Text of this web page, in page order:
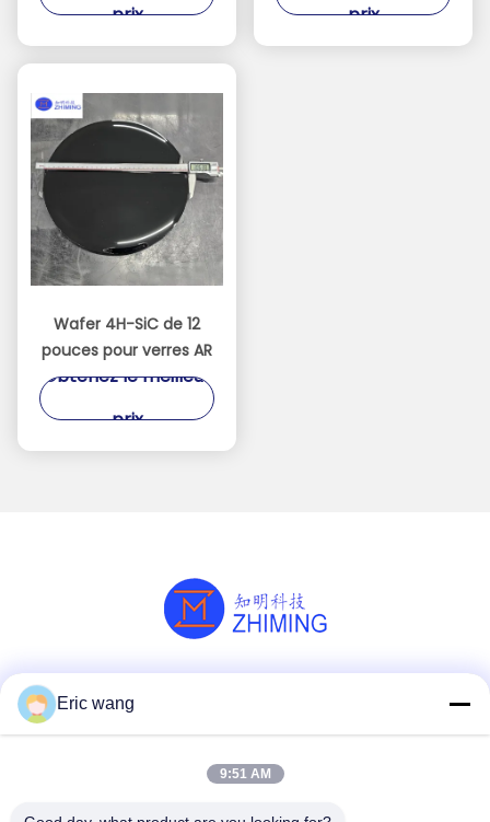
prix
prix
Wafer 4H-SiC de 12
pouces pour verres AR
Obtenez le meilleur
prix
Eric wang
9:51 AM